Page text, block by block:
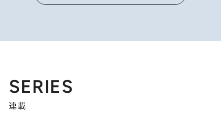
SERIES
連載